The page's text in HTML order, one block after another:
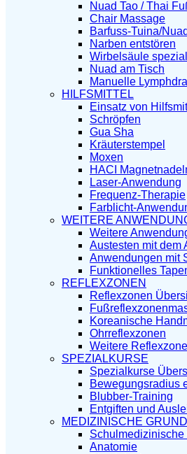
Nuad Tao / Thai
Chair Massage
Barfuss-Tuina/
Narben entstören
Wirbelsäule spezial
Nuad am Tisch
Manuelle
HILFSMITTEL
Einsatz von
Schröpfen
Gua Sha
Kräuterstempel
Moxen
HACI
Laser-Anwendung
Frequenz-Therapie
Farblicht-
WEITERE
Weitere
Austesten mit dem
Anwendungen mit
Funktionelles
REFLEXZONEN
Reflexzonen
Koreanische
Ohrreflexzonen
Weitere
SPEZIALKURSE
Spezialkurse
Bewegungsradius
Blubber-Training
Entgiften und
MEDIZINISCHE
Schulmedizinische
Anatomie